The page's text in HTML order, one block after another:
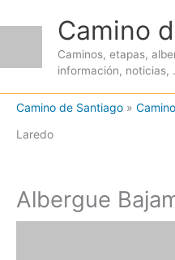
contenido
Camino
Caminos, etapas,
información, noticias,
Camino de Santiago »
Laredo
Albergue